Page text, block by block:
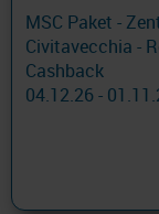
MSC Paket -
Civitavecchia -
Cashback
04.12.26 -